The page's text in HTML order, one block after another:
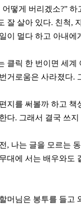
어떻게 버리겠소?”
잘 살아 있다. 친척,
이 멀다 하고 아내에
클릭 한 번이면 세계
거로움은 사라졌다.
지를 써볼까 하고 책
다. 그래서 결국 쓰
, 나는 글을 모르는
대에 서는 배우와도
머님은 봉투를 들고